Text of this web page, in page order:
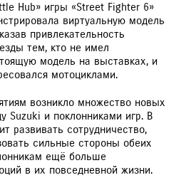
Hub» игры «Street Fighter 6»
виртуальную модель
привлекательность
тем, кто не имел
модель на выставках, и
мотоциклами.
возникло множество новых
Suzuki и поклонниками игр. В
развивать сотрудничество,
сильные стороны обеих
ещё больше
в их повседневной жизни.